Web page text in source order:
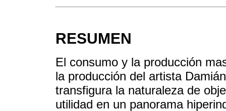
RESUMEN
El consumo y la producción
la producción del artista
transfigura la naturaleza de
utilidad en un panorama